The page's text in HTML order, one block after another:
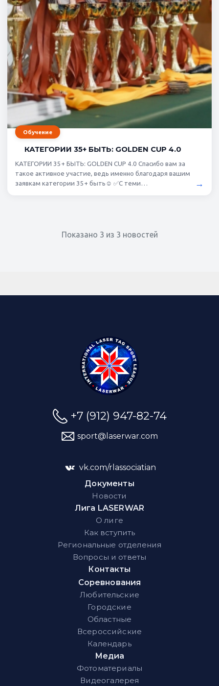
Обучение
КАТЕГОРИИ 35+ БЫТЬ: GOLDEN CUP 4.0
КАТЕГОРИИ 35+ БЫТЬ: GOLDEN CUP 4.0 Спасибо вам за
такое активное участие, ведь именно благодаря вашим
заявкам категории 35+ быть☺️ ✅С теми…
→
Показано 3 из 3 новостей
+7 (912) 947-82-74
sport@laserwar.com
vk.com/rlassociatian
Документы
Новости
Лига LASERWAR
О лиге
Как вступить
Региональные отделения
Вопросы и ответы
Контакты
Соревнования
Любительские
Городские
Областные
Всероссийские
Календарь
Медиа
Фотоматериалы
Видеогалерея